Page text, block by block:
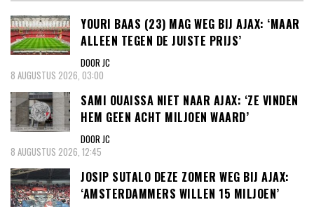
YOURI BAAS (23) MAG WEG BIJ AJAX: ‘MAAR
ALLEEN TEGEN DE JUISTE PRIJS’
DOOR JC
8 AUGUSTUS 2026, 03:00
SAMI OUAISSA NIET NAAR AJAX: ‘ZE VINDEN
HEM GEEN ACHT MILJOEN WAARD’
DOOR JC
8 AUGUSTUS 2026, 12:45
JOSIP SUTALO DEZE ZOMER WEG BIJ AJAX:
‘AMSTERDAMMERS WILLEN 15 MILJOEN’